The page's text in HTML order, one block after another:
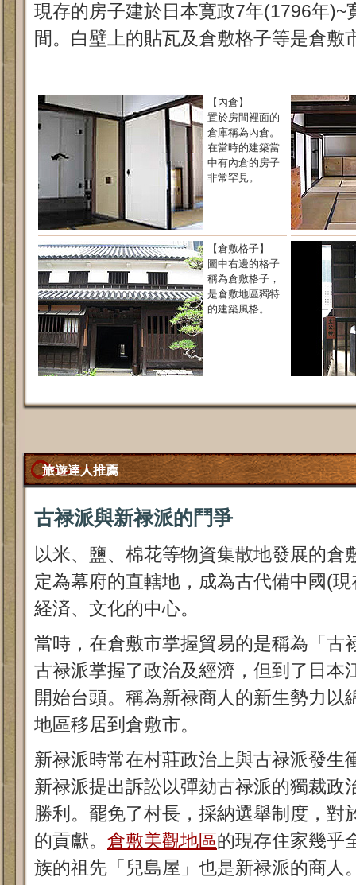
現存的房子建於日本寛政7年(1796年)~
間。白壁上的貼瓦及倉敷格子等是倉敷
【內倉】
置於房間裡面的
倉庫稱為內倉。
在當時的建築當
中有內倉的房子
非常罕見。
【倉敷格子】
圖中右邊的格子
稱為倉敷格子，
是倉敷地區獨特
的建築風格。
旅遊達人推薦
古禄派與新禄派的鬥爭
以米、鹽、棉花等物資集散地發展的倉
定為幕府的直轄地，成為古代備中國(
経済、文化的中心。
當時，在倉敷市掌握貿易的是稱為「古
古禄派掌握了政治及經濟，但到了日本
開始台頭。稱為新禄商人的新生勢力以
地區移居到倉敷市。
新禄派時常在村莊政治上與古禄派發生
新禄派提出訴訟以彈劾古禄派的獨裁政
勝利。罷免了村長，採納選舉制度，對
的貢獻。 倉敷美觀地區的現存住家幾乎
族的祖先「兒島屋」也是新禄派的商人